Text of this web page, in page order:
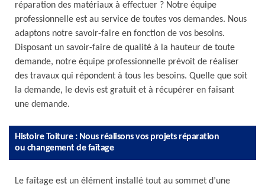
réparation des matériaux à effectuer ? Notre équipe
professionnelle est au service de toutes vos demandes. Nous
adaptons notre savoir-faire en fonction de vos besoins.
Disposant un savoir-faire de qualité à la hauteur de toute
demande, notre équipe professionnelle prévoit de réaliser
des travaux qui répondent à tous les besoins. Quelle que soit
la demande, le devis est gratuit et à récupérer en faisant
une demande.
Histoire Toiture : Nous réalisons vos projets réparation
ou changement de faîtage
Le faîtage est un élément installé tout au sommet d’une